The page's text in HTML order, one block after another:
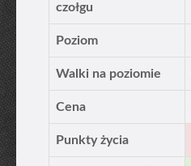
czołgu
Poziom
Walki na poziomie
Cena
Punkty życia